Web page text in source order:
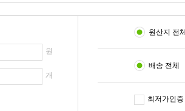
원
개
원산지 전체
배송 전체
최저가인증